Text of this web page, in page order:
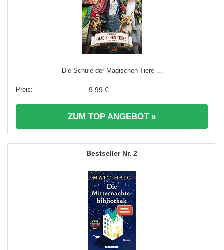
Die Schule der Magischen Tiere ...
9,99 €
ZUM TOP ANGEBOT »
2